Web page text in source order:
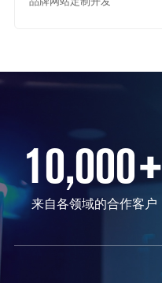
10,000+
来自各领域的合作客户